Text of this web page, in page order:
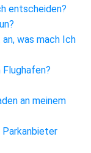
entscheiden?
was mach Ich
an meinem
Parkanbieter